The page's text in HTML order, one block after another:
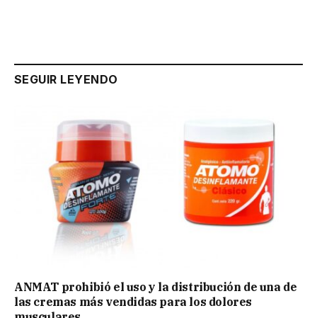
SEGUIR LEYENDO
ANMAT prohibió el uso y la distribución de una de
las cremas más vendidas para los dolores